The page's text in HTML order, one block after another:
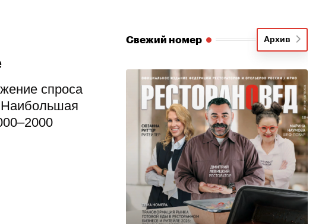
спроса
Наибольшая
Свежий номер Архив